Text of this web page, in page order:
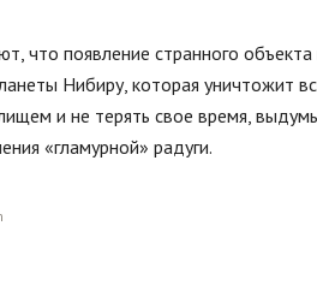
что появление странного
Нибиру, которая уничтожит
и не терять свое время,
«гламурной» радуги.